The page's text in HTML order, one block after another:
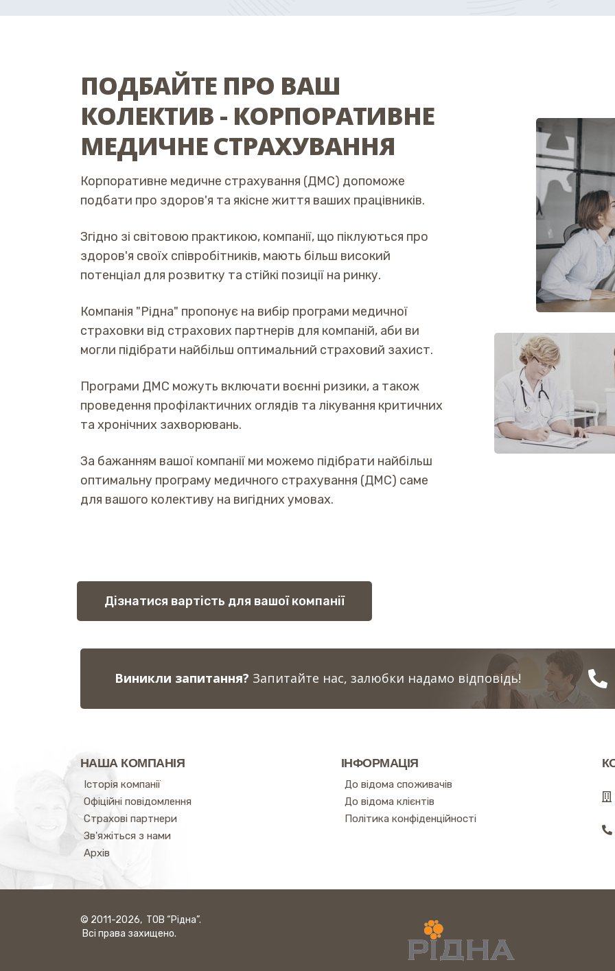
ПОДБАЙТЕ ПРО ВАШ
КОЛЕКТИВ - КОРПОРАТИВНЕ
МЕДИЧНЕ СТРАХУВАННЯ
Корпоративне медичне страхування (ДМС) допоможе
подбати про здоров'я та якісне життя ваших працівників.
Згідно зі світовою практикою, компанії, що піклуються про
здоров'я своїх співробітників, мають більш високий
потенціал для розвитку та стійкі позиції на ринку.
Компанія "Рідна" пропонує на вибір програми медичної
страховки від страхових партнерів для компаній, аби ви
могли підібрати найбільш оптимальний страховий захист.
Програми ДМС можуть включати воєнні ризики, а також
проведення профілактичних оглядів та лікування критичних
та хронічних захворювань.
За бажанням вашої компанії ми можемо підібрати найбільш
оптимальну програму медичного страхування (ДМС) саме
для вашого колективу на вигідних умовах.
Дізнатися вартість для вашої компанії
Виникли запитання? Запитайте нас, залюбки надамо відповідь!
НАША КОМПАНІЯ
Історія компанії
Офіційні повідомлення
Страхові партнери
Зв'яжіться з нами
Архів
ІНФОРМАЦІЯ
До відома споживачів
До відома клієнтів
Політика конфіденційності
© 2011-2026, ТОВ “Рідна”.
Всі права захищено.